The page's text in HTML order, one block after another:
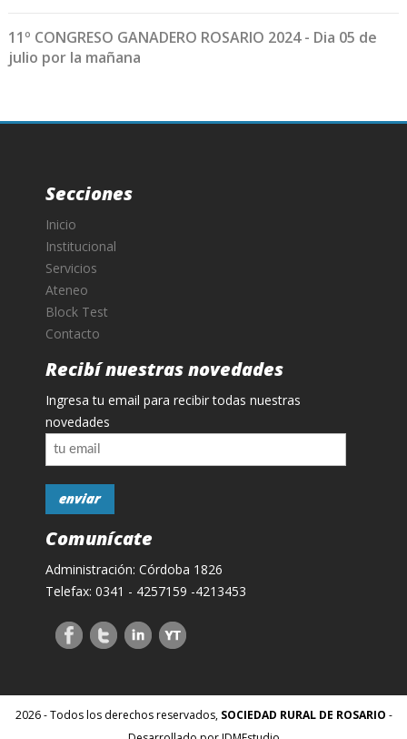
11º CONGRESO GANADERO ROSARIO 2024 - Dia 05 de
julio por la mañana
Secciones
Inicio
Institucional
Servicios
Ateneo
Block Test
Contacto
Recibí nuestras novedades
Ingresa tu email para recibir todas nuestras
novedades
Comunícate
Administración: Córdoba 1826
Telefax: 0341 - 4257159 -4213453
2026 - Todos los derechos reservados, SOCIEDAD RURAL DE ROSARIO -